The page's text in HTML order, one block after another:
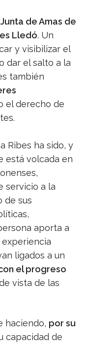
de Amas de
Lledó. Un
y visibilizar el
dar el salto a la
también
el derecho de
Ribes ha sido, y
está volcada en
servicio a la
de sus
aporta a
experiencia
ligados a un
el progreso
vista de las
haciendo, por su
capacidad de